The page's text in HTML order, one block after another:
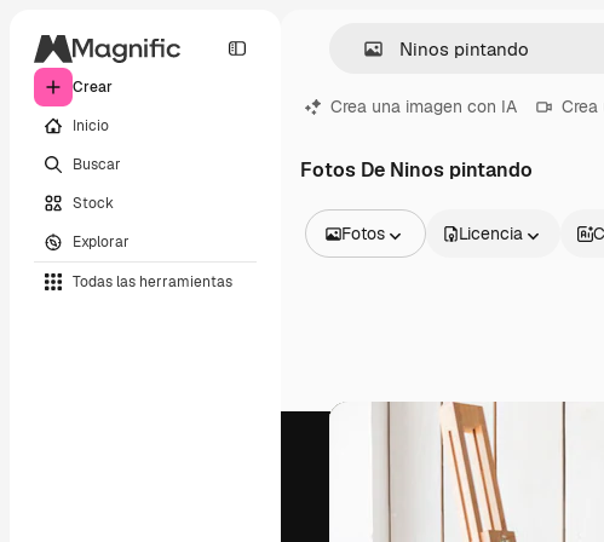
Crear
Inicio
Buscar
Stock
Explorar
Todas las herramientas
Crea una imagen con IA Crea
Fotos De Ninos pintando
Fotos
Vídeos
Plantillas de vídeos
Modelos 3D
Licencia